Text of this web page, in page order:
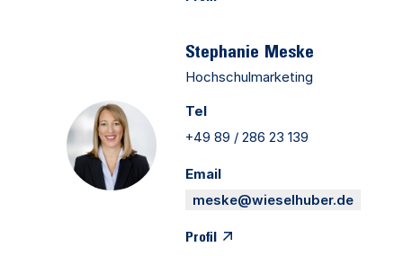
Stephanie Meske
Hochschulmarketing
Tel
+49 89 / 286 23 139
Email
meske@wieselhuber.de
Profil